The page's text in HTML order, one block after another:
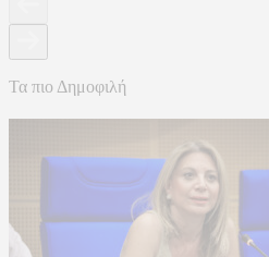
Τα πιο Δημοφιλή